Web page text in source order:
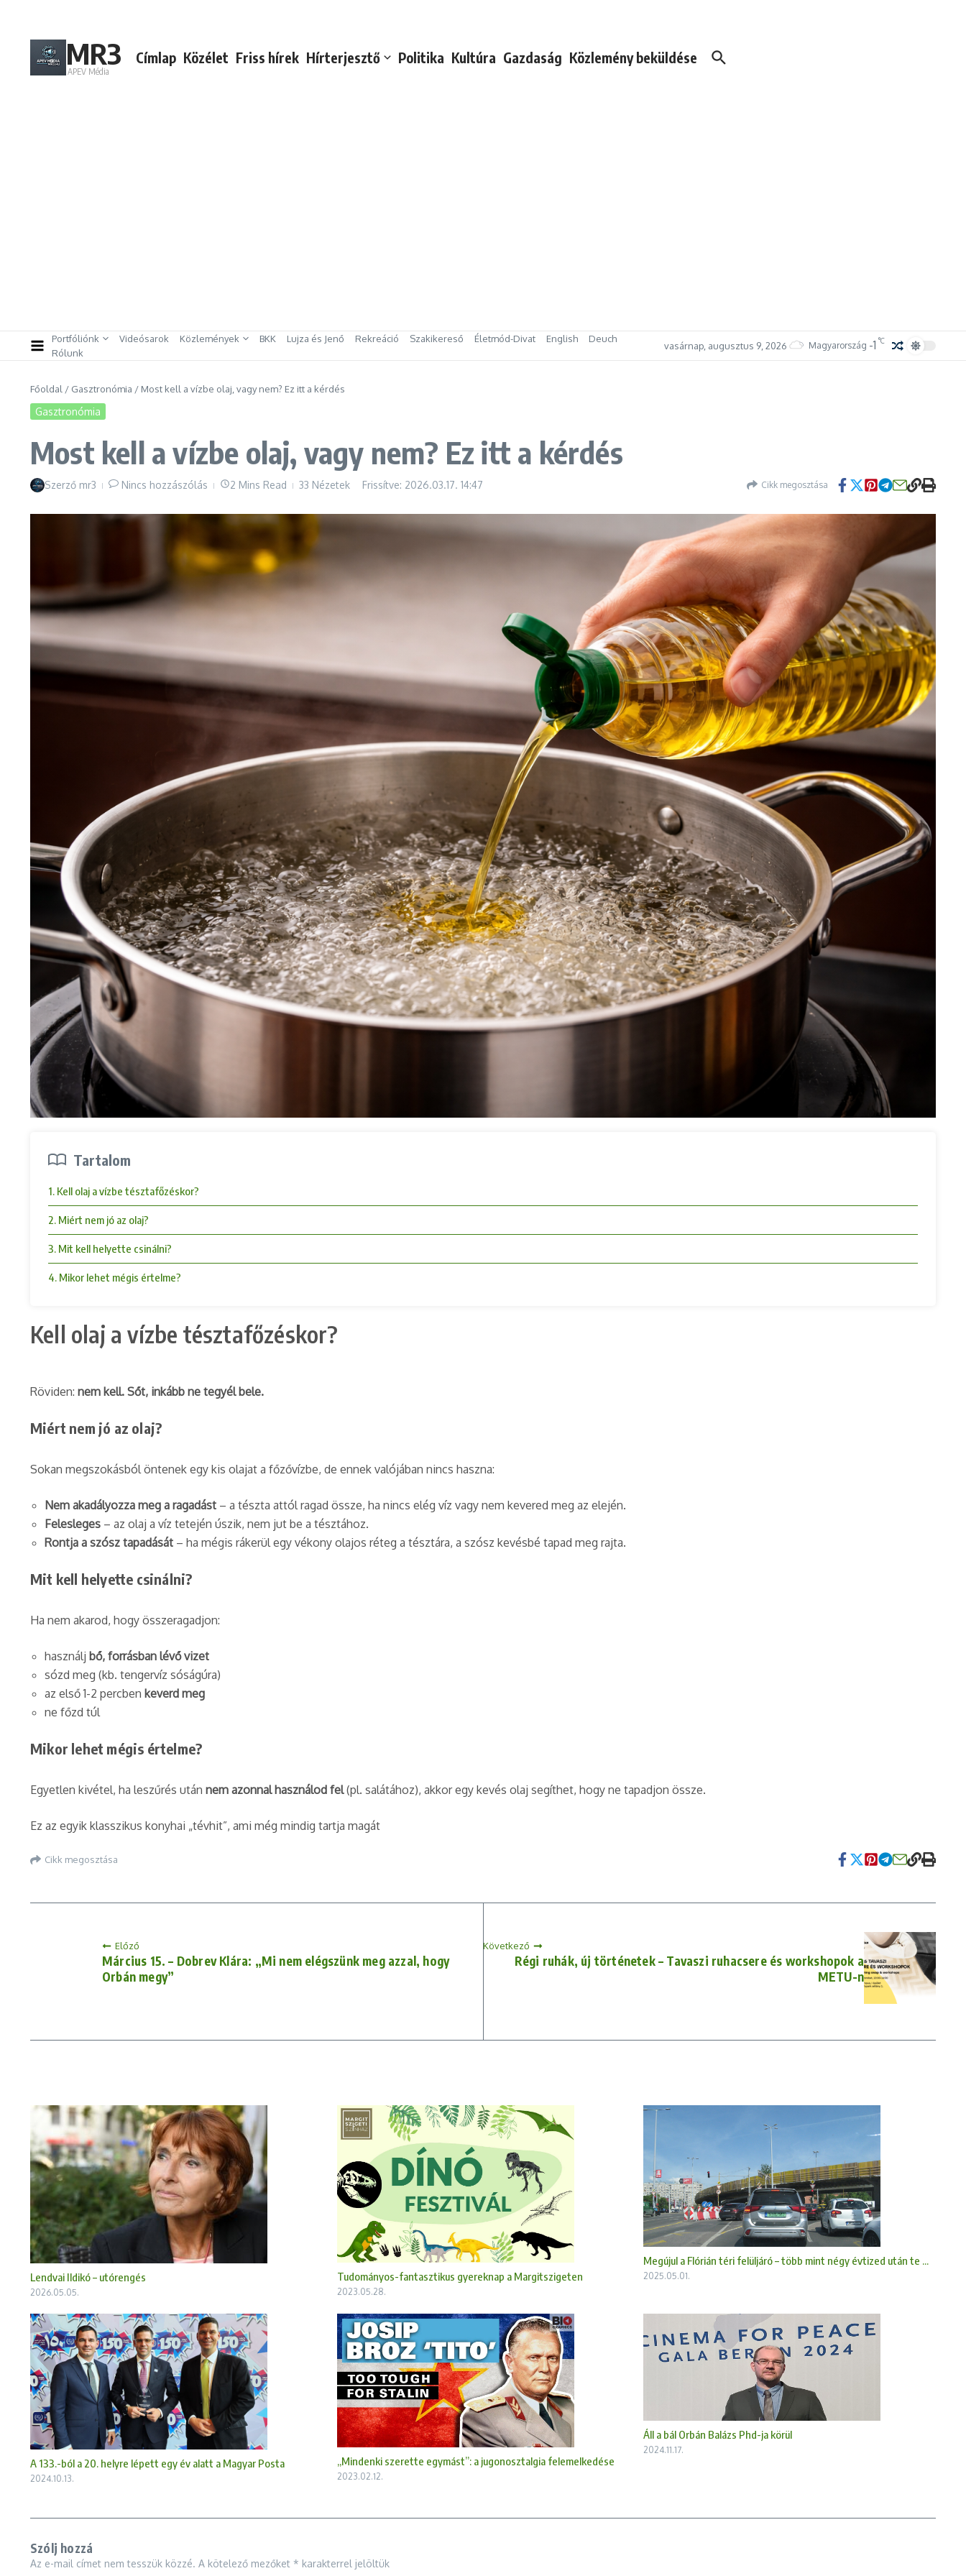
MR3
APEV Média
Címlap Közélet Friss hírek Hírterjesztő Politika Kultúra Gazdaság Közlemény beküldése
Portfóliónk Videósarok Közlemények BKK Lujza és Jenő Rekreáció Szakikereső Életmód-Divat English
Deuch
Rólunk
vasárnap, augusztus 9, 2026 Magyarország -1 °C
Főoldal / Gasztronómia / Most kell a vízbe olaj, vagy nem? Ez itt a kérdés
Gasztronómia
Most kell a vízbe olaj, vagy nem? Ez itt a kérdés
Szerző mr3 Nincs hozzászólás 2 Mins Read 33 Nézetek Frissítve: 2026.03.17. 14:47 Cikk megosztása
Tartalom
1. Kell olaj a vízbe tésztafőzéskor?
2. Miért nem jó az olaj?
3. Mit kell helyette csinálni?
4. Mikor lehet mégis értelme?
Kell olaj a vízbe tésztafőzéskor?
Röviden: nem kell. Sőt, inkább ne tegyél bele.
Miért nem jó az olaj?
Sokan megszokásból öntenek egy kis olajat a főzővízbe, de ennek valójában nincs haszna:
Nem akadályozza meg a ragadást – a tészta attól ragad össze, ha nincs elég víz vagy nem kevered meg az elején.
Felesleges – az olaj a víz tetején úszik, nem jut be a tésztához.
Rontja a szósz tapadását – ha mégis rákerül egy vékony olajos réteg a tésztára, a szósz kevésbé tapad meg rajta.
Mit kell helyette csinálni?
Ha nem akarod, hogy összeragadjon:
használj bő, forrásban lévő vizet
sózd meg (kb. tengervíz sóságúra)
az első 1-2 percben keverd meg
ne főzd túl
Mikor lehet mégis értelme?
Egyetlen kivétel, ha leszűrés után nem azonnal használod fel(pl. salátához), akkor egy kevés olaj segíthet, hogy ne tapadjon össze.
Ez az egyik klasszikus konyhai „tévhit”, ami még mindig tartja magát
Cikk megosztása
Előző
Március 15. – Dobrev Klára: „Mi nem elégszünk meg azzal, hogy
Orbán megy”
Következő
Régi ruhák, új történetek – Tavaszi ruhacsere és workshopok a
METU-n
Lendvai Ildikó – utórengés
2026.05.05.
Tudományos-fantasztikus gyereknap a Margitszigeten
2023.05.28.
Megújul a Flórián téri felüljáró – több mint négy évtized után te ...
2025.05.01.
A 133.-ból a 20. helyre lépett egy év alatt a Magyar Posta
2024.10.13.
„Mindenki szerette egymást”: a jugonosztalgia felemelkedése
2023.02.12.
Áll a bál Orbán Balázs Phd-ja körül
2024.11.17.
Szólj hozzá
Az e-mail címet nem tesszük közzé. A kötelező mezőket * karakterrel jelöltük